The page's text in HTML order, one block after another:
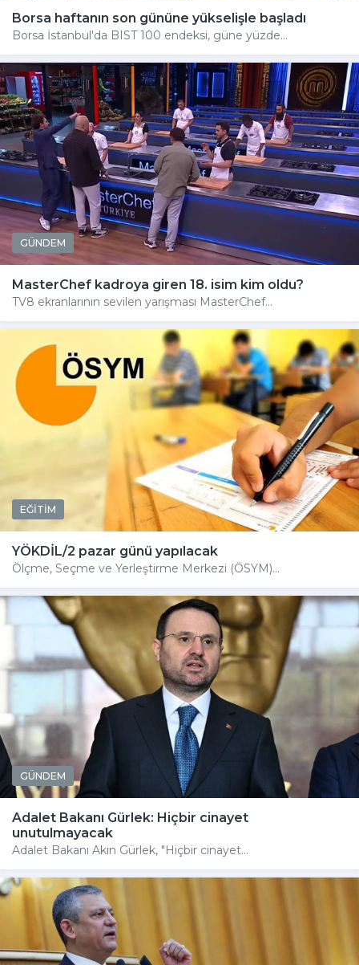
Borsa haftanın son gününe yükselişle başladı
Borsa İstanbul'da BIST 100 endeksi, güne yüzde...
GÜNDEM
MasterChef kadroya giren 18. isim kim oldu?
TV8 ekranlarının sevilen yarışması MasterChef...
EĞİTİM
YÖKDİL/2 pazar günü yapılacak
Ölçme, Seçme ve Yerleştirme Merkezi (ÖSYM)...
GÜNDEM
Adalet Bakanı Gürlek: Hiçbir cinayet
unutulmayacak
Adalet Bakanı Akın Gürlek, "Hiçbir cinayet...